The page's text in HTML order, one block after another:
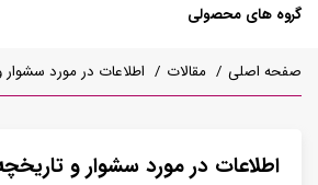
گروه های محصولی
صفحه اصلی مقالات اطلاعات در مورد
اطلاعات در مورد سشوار و